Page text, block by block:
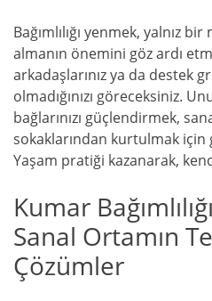
Bağımlılığı yenmek, yalnız
almanın önemini göz ardı
arkadaşlarınız ya da destek
olmadığınızı göreceksiniz.
bağlarınızı güçlendirmek,
sokaklarından kurtulmak
Yaşam pratiği kazanarak,
Kumar
Sanal Ortamın
Çözümler